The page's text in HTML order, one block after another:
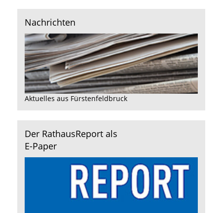
Nachrichten
Aktuelles aus Fürstenfeldbruck
Der RathausReport als
E-Paper